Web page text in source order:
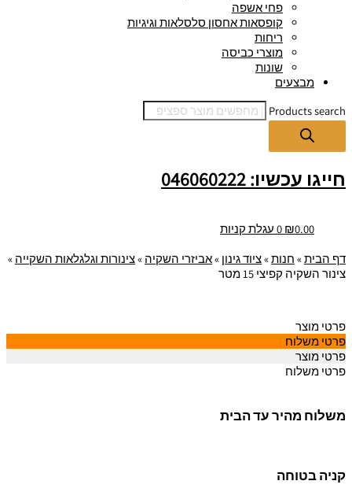
פחי אשפה
קופסאות אחסון סלסלאות וגיגיות
ריחות
מוצרי כביסה
שונות
מבצעים
Products search
חייגו עכשיו: 046060222
₪0.00
0 עגלת קניות
דף הבית» חנות»ציוד גינון »אביזרי השקיה »צינורות וגלגלאות השקייה »
צינור השקיה קפיצי 15 מטר
פרטי מוצר
פרטי משלוח
פרטי מוצר
פרטי משלוח
משלוח מהיר עד הבית
קניה בטוחה